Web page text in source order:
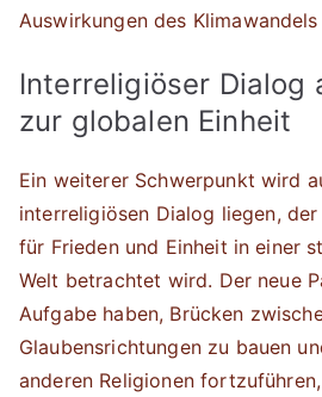
Auswirkungen des
Interreligiöser Dialog
zur globalen Einheit
Ein weiterer Schwerpunkt wird
interreligiösen Dialog liegen,
für Frieden und Einheit in einer
Welt betrachtet wird. Der neue
Aufgabe haben, Brücken
Glaubensrichtungen zu bauen
anderen Religionen